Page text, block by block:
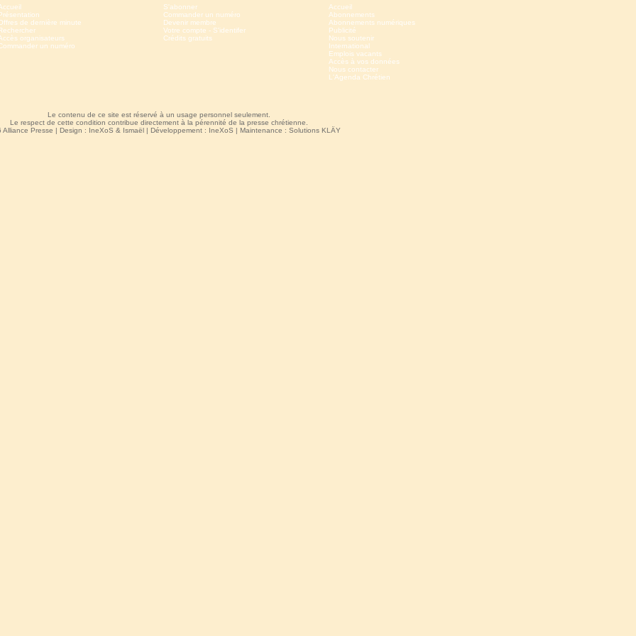
de dernière minute
organisateurs
un numéro
S'abonner
Commander un numéro
Devenir membre
Votre compte - S'identifer
Crédits gratuits
Accueil
Abonnements
Abonnements numériques
Publicité
Nous soutenir
International
Emplois vacants
Accès à vos données
Nous contacter
L'Agenda Chrétien
Le contenu de ce site est réservé à un usage personnel seulement.
Le respect de cette condition contribue directement à la pérennité de la presse chrétienne.
Alliance Presse | Design : IneXoS & Ismaël | Développement : IneXoS | Maintenance : Solutions KLÄY